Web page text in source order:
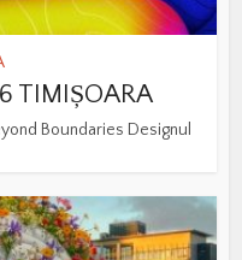
TIMIȘOARA
Boundaries Designul